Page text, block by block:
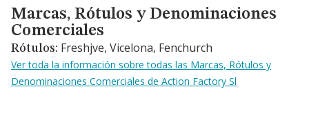
Marcas, Rótulos y Denominaciones Comerciales
Marcas, Rótulos y Denominaciones
Comerciales
Rótulos: Freshjve, Vicelona, Fenchurch
Ver toda la información sobre todas las Marcas, Rótulos y
Denominaciones Comerciales de Action Factory Sl